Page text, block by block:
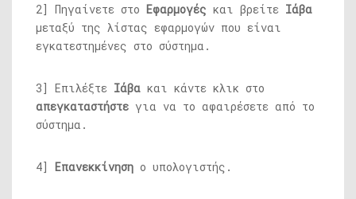
2] Πηγαίνετε στο Εφαρμογές και βρείτε Ιάβα
μεταξύ της λίστας εφαρμογών που είναι
εγκατεστημένες στο σύστημα.
3] Επιλέξτε Ιάβα και κάντε κλικ στο
απεγκαταστήστε για να το αφαιρέσετε από το
σύστημα.
4] Επανεκκίνηση ο υπολογιστής.